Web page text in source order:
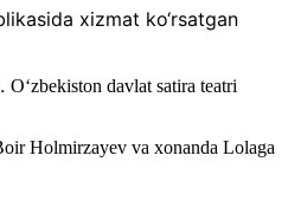
xizmat ko‘rsatgan
O‘zbekiston davlat satira teatri
Holmirzayev va xonanda Lolaga